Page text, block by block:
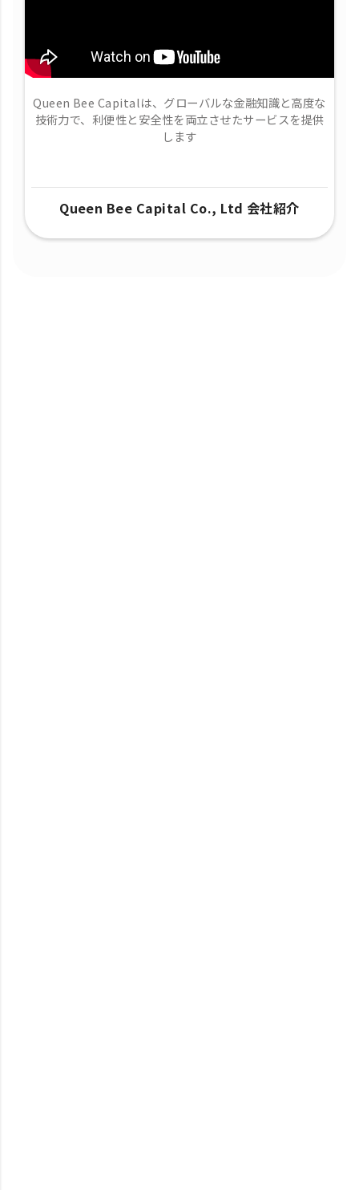
Queen Bee Capitalは、グローバルな金融知識と高度な
技術力で、​利便性と安全性を両立させたサービスを提供
します
Queen Bee Capital Co., Ltd 会社紹介